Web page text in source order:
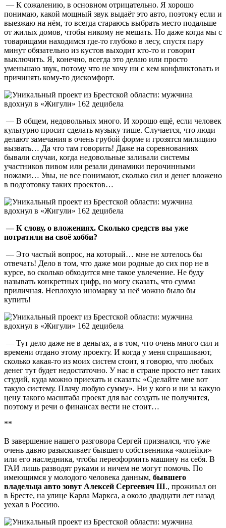
— К сожалению, в основном отрицательно. Я хорошо
понимаю, какой мощный звук выдаёт это авто, поэтому если и
выезжаю на нём, то всегда стараюсь выбрать место подальше
от жилых домов, чтобы никому не мешать. Но даже когда мы с
товарищами находимся где-то глубоко в лесу, спустя пару
минут обязательно из кустов выходит кто-то и говорит
выключить. Я, конечно, всегда это делаю или просто
уменьшаю звук, потому что не хочу ни с кем конфликтовать и
причинять кому-то дискомфорт.
— В общем, недовольных много. И хорошо ещё, если человек
культурно просит сделать музыку тише. Случается, что люди
делают замечания в очень грубой форме и грозятся милицию
вызвать… Да что там говорить! Даже на соревнованиях
бывали случаи, когда недовольные заливали системы
участников пивом или резали динамики перочинными
ножами… Увы, не все понимают, сколько сил и денег вложено
в подготовку таких проектов…
— К слову, о вложениях. Сколько средств вы уже
потратили на своё хобби?
— Это частый вопрос, на который… мне не хотелось бы
отвечать! Дело в том, что даже мои родные до сих пор не в
курсе, во сколько обходится мне такое увлечение. Не буду
называть конкретных цифр, но могу сказать, что сумма
приличная. Неплохую иномарку за неё можно было бы
купить!
— Тут дело даже не в деньгах, а в том, что очень много сил и
времени отдано этому проекту. И когда у меня спрашивают,
сколько какая-то из моих систем стоит, я говорю, что любых
денег тут будет недостаточно. У нас в стране просто нет таких
студий, куда можно приехать и сказать: «Сделайте мне вот
такую систему. Плачу любую сумму». Ни у кого и ни за какую
цену такого масштаба проект для вас создать не получится,
поэтому и речи о финансах вести не стоит…
**
В завершение нашего разговора Сергей признался, что уже
очень давно разыскивает бывшего собственника «копейки»
или его наследника, чтобы переоформить машину на себя. В
ГАИ лишь разводят руками и ничем не могут помочь. По
имеющимся у молодого человека данным, бывшего
владельца авто зовут Алексей Сергеевич Ш., проживал он
в Бресте, на улице Карла Маркса, а около двадцати лет назад
уехал в Россию.